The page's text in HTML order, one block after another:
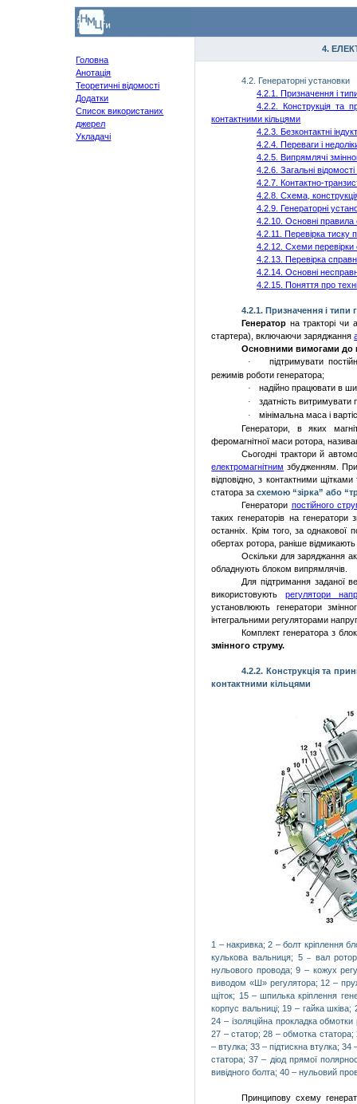
Головна
Анотація
Теоретичні відомості
Додатки
Список використаних
джерел
Укладачі
4.
4.2. Генераторні установки
4.2. 1. Призначення і
4.2. 2. Конструкція та
контактними кільцями
4.2. 3. Безконтактні
4.2. 4. Переваги і
4.2. 5. Випрямлячі
4.2. 6. Загальні
4.2. 7. Контактно-
4.2. 8. Схема,
4.2. 9. Генераторні
4.2. 10. Основні правила
4.2. 11. Перевірка тиску
4.2. 12. Схеми перевірки
4.2. 13. Перевірка
4.2. 14. Основні
4.2. 15. Поняття про
4.2.1. Призначення і типи
Генератор на тракторі чи
стартера), включаючи заряджання
Основними вимогами до
·
підтримувати
режимів роботи генератора;
· надійно працювати в
· здатність
·
мінімальна маса і
Генератори, в яких
феромагнітної маси рото­ра,
Сьогодні трактори й
електромагнітним збудженням.
відповідно, з контактними щітками
статора засхемою“зірка” або
Генератори постійного
таких генераторів на генератори
останніх. Крім того, за
обертах ротора, раніше
Оскільки для заряджання
обладнують блоком випрямлячів.
Для підтримання заданої
використовуютьрегулятори
установлюють генератори
інтеграль­ними регуляторами
Комплект генератора з
змінного струму.
4.2.2. Конструкція та
контактними кільцями
1 – накривка; 2 – болт кріплення
кулькова вальниця; 5– вал
нульового провода; 9 – кожух
виводом «Ш» регулятора; 12 –
щіток; 15 – шпилька кріплення
корпус вальниці; 19 – гайка
24 – ізоляційна прокладка
27 – статор; 28 – обмотка
– втулка; 33 – підтискна втулка; 34
статора; 37 – діод прямої
вивідного болта; 40 – нульовий
Принципову схему